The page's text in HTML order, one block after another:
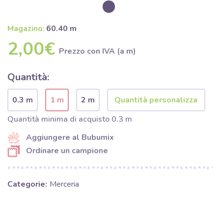
Magazino: 60.40 m
2,00€ Prezzo con IVA (a m)
Quantità:
0.3 m 1 m
2 m
Quantità minima di acquisto 0.3 m
Aggiungere al Bubumix
Ordinare un campione
Categorie: Merceria